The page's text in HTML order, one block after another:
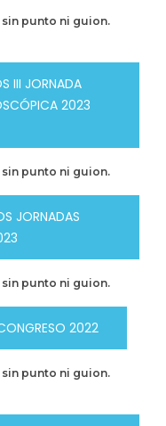
sin punto ni guion.
III JORNADA
2023
sin punto ni guion.
JORNADAS
sin punto ni guion.
2022
sin punto ni guion.